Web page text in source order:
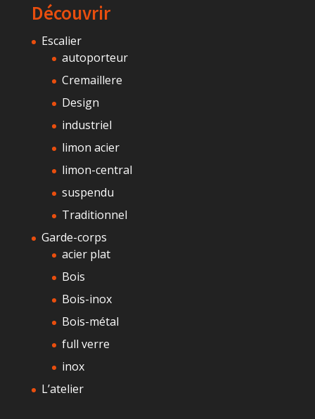
Découvrir
Escalier
autoporteur
Cremaillere
Design
industriel
limon acier
limon-central
suspendu
Traditionnel
Garde-corps
acier plat
Bois
Bois-inox
Bois-métal
full verre
inox
L’atelier